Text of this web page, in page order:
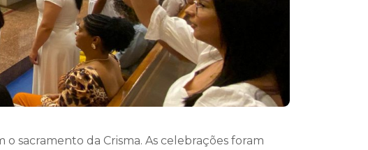
o sacramento da Crisma. As celebrações foram